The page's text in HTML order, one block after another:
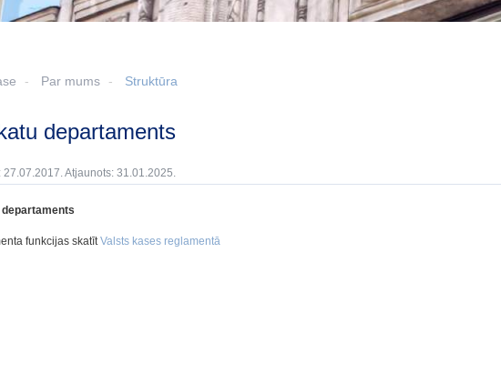
Par mums Struktūra
departaments
27.07.2017. Atjaunots: 31.01.2025.
funkcijas skatītValsts kases reglamentā